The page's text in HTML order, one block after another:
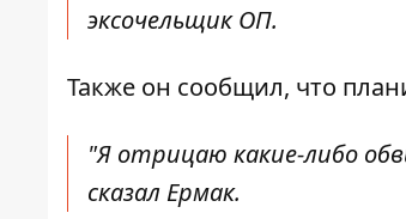
эксочельщик ОП.
Также он сообщил, что
"Я отрицаю какие-либо
сказал Ермак.